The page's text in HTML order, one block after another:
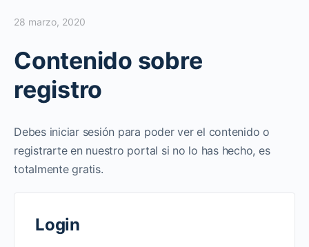
28 marzo, 2020
Contenido sobre
registro
Debes iniciar sesión para poder ver el contenido o
registrarte en nuestro portal si no lo has hecho, es
totalmente gratis.
Login